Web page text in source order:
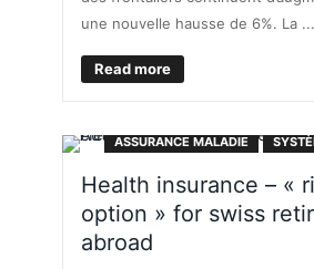
une nouvelle hausse de 6%. La ...
Read more
ASSURANCE MALADIE
Health insurance – «
option » for swiss
abroad